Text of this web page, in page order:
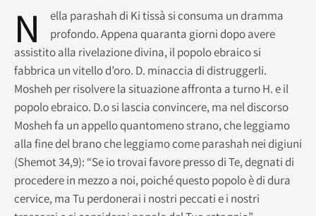
N
ella parashah di Ki tissà si consuma un dramma
profondo. Appena quaranta giorni dopo avere
assistito alla rivelazione divina, il popolo ebraico si
fabbrica un vitello d’oro. D. minaccia di distruggerli.
Mosheh per risolvere la situazione affronta a turno H. e il
popolo ebraico. D.o si lascia convincere, ma nel discorso
Mosheh fa un appello quantomeno strano, che leggiamo
alla fine del brano che leggiamo come parashah nei digiuni
(Shemot 34,9): “Se io trovai favore presso di Te, degnati di
procedere in mezzo a noi, poiché questo popolo è di dura
cervice, ma Tu perdonerai i nostri peccati e i nostri